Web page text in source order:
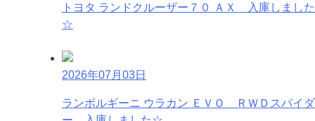
トヨタ ランドクルーザー７０ ＡＸ 入庫しました
☆
2026年07月03日
ランボルギーニ ウラカン ＥＶＯ ＲＷＤスパイダ